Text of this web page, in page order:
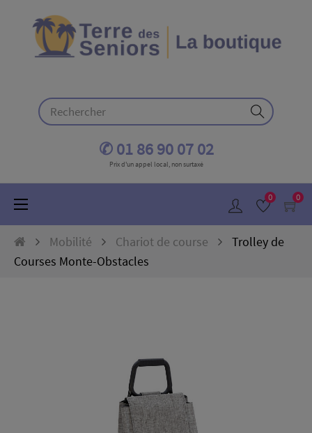
✆ 01 86 90 07 02
Prix d'un appel local, non surtaxé
0 0
Basculer
navigation
☰
Mobilité Chariot de course
Trolley de
Courses Monte-Obstacles